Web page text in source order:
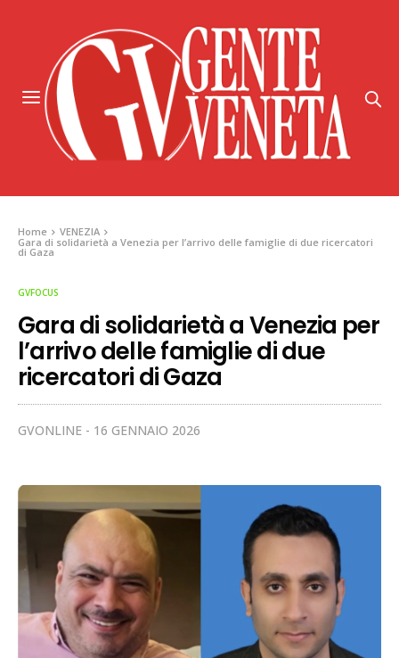
Home
VENEZIA
Gara di solidarietà a Venezia per l’arrivo delle famiglie di due ricercatori
di Gaza
GVFOCUS
Gara di solidarietà a Venezia per
l’arrivo delle famiglie di due
ricercatori di Gaza
GVONLINE 16 GENNAIO 2026